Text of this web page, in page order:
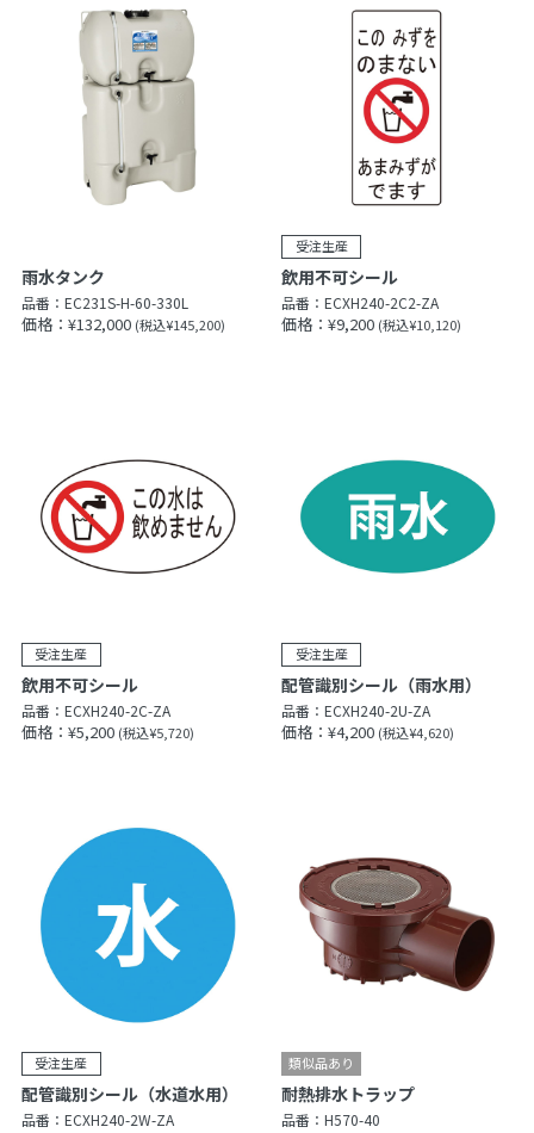
雨水タンク
品番： EC231S-H-60-330L
価格：¥132,000 (税込¥145,200)
飲用不可シール
品番：ECXH240-2C2-ZA
価格：¥9,200 (税込¥10,120)
飲用不可シール
品番： ECXH240-2C-ZA
価格：¥5,200 (税込¥5,720)
配管識別シール（雨水用）
品番：ECXH240-2U-ZA
価格：¥4,200 (税込¥4,620)
配管識別シール（水道水用）
品番： ECXH240-2W-ZA
耐熱排水トラップ
品番：H570-40